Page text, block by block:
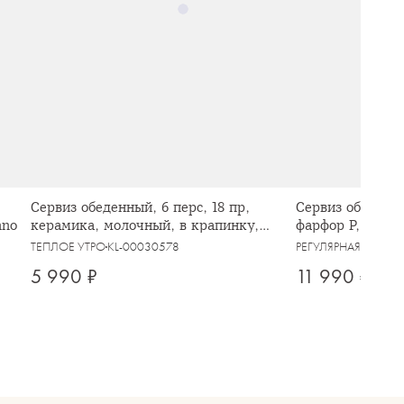
Сервиз обеденный, 6 перс, 18 пр,
керамика, молочный, в крапинку,
Viveiro
ТЕПЛОЕ УТРОKL-00030578
5 990 ₽
Сервиз
фарфор P,
кантом, White
РЕГУЛЯРНАЯ
11 990 ₽